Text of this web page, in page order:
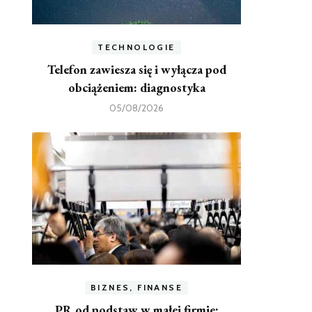
TECHNOLOGIE
Telefon zawiesza się i wyłącza pod
obciążeniem: diagnostyka
05/08/2026
BIZNES, FINANSE